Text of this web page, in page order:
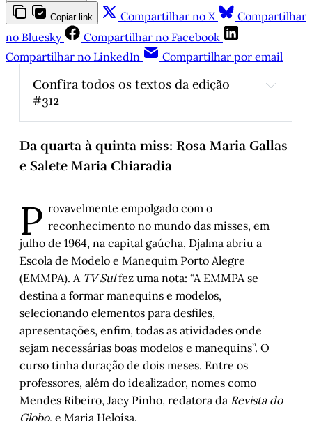
Copiar link Compartilhar no X
Compartilhar
no Bluesky
Compartilhar no Facebook
Compartilhar no LinkedIn
Compartilhar por email
Confira todos os textos da edição
#312
Os Homens e as Coisas, por José Mário
Estranhando Paris
Gerbase
Djalma do Alegrete: “O último abacaxi que
lancei na sociedade de consumo
internacional” – Parte II , por Jandiro Koch
De Recibo de Pagamento Autônomo para
Contrato por Temporada, por Márcio
Chagas e Thiana Orth
Sopram novos e bons tempos para a
arbitragem brasileira, por Carlos Simon
Lei Rouanet, dados e polarizações, por
Álvaro Magalhães
A medida das coisas humanas – Capítulo II ,
Da quarta à quinta miss: Rosa Maria Gallas
e Salete Maria Chiaradia
P rovavelmente empolgado com o
reconhecimento no mundo das misses, em
julho de 1964, na capital gaúcha, Djalma abriu a
Escola de Modelo e Manequim Porto Alegre
(EMMPA). ATV Sulfez uma nota: “A EMMPA se
destina a formar manequins e modelos,
selecionando elementos para desfiles,
apresentações, enfim, todas as atividades onde
sejam necessárias boas modelos e manequins”. O
curso tinha duração de dois meses. Entre os
professores, além do idealizador, nomes como
Mendes Ribeiro, Jacy Pinho, redatora da Revista do
Globo, e Maria Heloísa.